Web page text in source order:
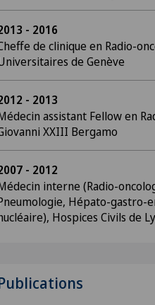
- 2016
de clinique en Radio-
de Genève
- 2013
assistant Fellow en
XXIII Bergamo
- 2012
interne (Radio-
Hépato-gastro-
Hospices Civils de